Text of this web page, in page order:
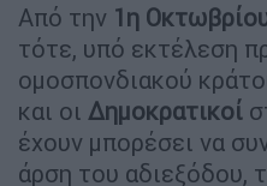
Από την 1η
τότε, υπό εκτέλεση
ομοσπονδιακού
και οι Δημοκρατικοί
έχουν μπορέσει να
άρση του αδιεξόδου,